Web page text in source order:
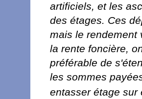
artificiels, et les
des étages. Ces
mais le rendement
la rente foncière,
préférable de
les sommes
entasser étage sur